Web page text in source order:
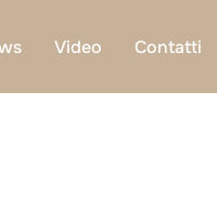
Video Contatti